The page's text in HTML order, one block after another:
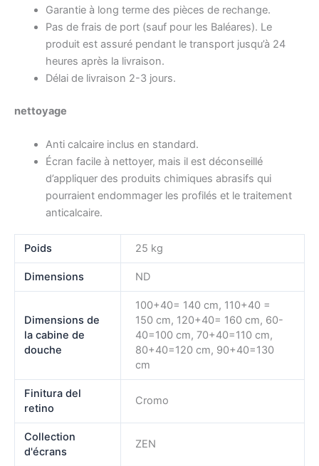
Garantie à long terme des pièces de rechange.
Pas de frais de port (sauf pour les Baléares). Le
produit est assuré pendant le transport jusqu’à 24
heures après la livraison.
Délai de livraison 2-3 jours.
nettoyage
Anti calcaire inclus en standard.
Écran facile à nettoyer, mais il est déconseillé
d’appliquer des produits chimiques abrasifs qui
pourraient endommager les profilés et le traitement
anticalcaire.
Poids 25 kg
Dimensions ND
Dimensions de
la cabine de
douche
100+40= 140 cm, 110+40 =
150 cm, 120+40= 160 cm, 60-
40=100 cm, 70+40=110 cm,
80+40=120 cm, 90+40=130
cm
Finitura del
retino
Cromo
Collection
d'écrans
ZEN